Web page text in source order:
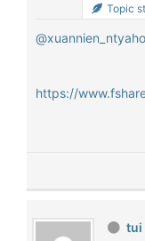
Topic
https://
tui